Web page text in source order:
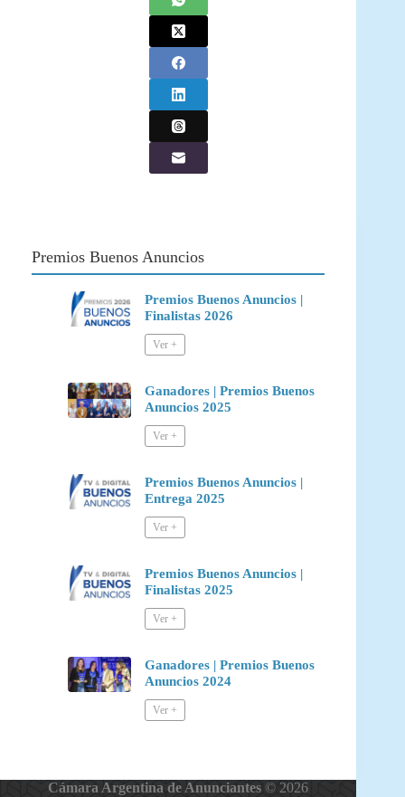
Premios Buenos Anuncios
Premios Buenos Anuncios |
Finalistas 2026
Ganadores | Premios Buenos
Anuncios 2025
Premios Buenos Anuncios |
Entrega 2025
Premios Buenos Anuncios |
Finalistas 2025
Ganadores | Premios Buenos
Anuncios 2024
Cámara Argentina de Anunciantes © 2026